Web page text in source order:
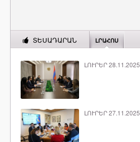
ՏԵՍԱԴԱՐԱՆ ԼՐԱՀՈՍ
ԼՈՒՐԵՐ 28.11.2025
ԼՈՒՐԵՐ 27.11.2025